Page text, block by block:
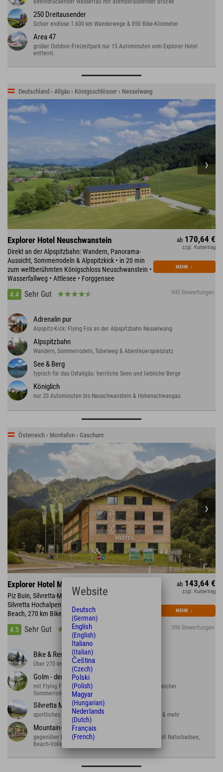
Beeindruckender Wasserfall mit atemberaubender Brücke
250 Dreitausender
Schier endlose 1.600 km Wanderwege & 850 Bike-Kilometer
Area 47
großer Outdoor-Freizeitpark nur 15 Autominuten vom Explorer Hotel
entfernt.
Deutschland › Allgäu › Königsschlösser › Nesselwang
Explorer Hotel Neuschwanstein
Direkt an der Alpspitzbahn: Wandern, Panorama-
Aussicht, Sommerrodeln & Alpspitzkick • in 20 min
zum weltberühmten Königschloss Neuschwanstein •
Wasserfallweg • Attlesee • Forggensee
4.4
Sehr Gut 945 Bewertungen
ab 170,64 €
zzgl. Kurbeitrag
MEHR ↓
Adrenalin pur
Alpspitz-Kick: Flying Fox an der Alpspitzbahn Nesselwang
Alpspitzbahn
Wandern, Sommerrodeln, Tobelweg & Abenteuerspielplatz
See & Berg
typisch für das Ostallgäu: herrliche Seen und liebliche Berge
Königlich
nur 20 Autominuten bis Neuschwanstein & Hohenschwangau
Österreich › Montafon › Gaschurn
Explorer Hotel Montafon
Piz Buin, Silvretta-Montafon mit 300 km Skipiste •
Silvretta Hochalpenstraße • direkt am Mountain
Beach, 270 km Bikestrecke
4.5
Sehr Gut 396 Bewertungen
ab 143,64 €
zzgl. Kurbeitrag
MEHR ↓
Bike & Rennrad
Über 270 km Strecke im Tal und auf dem Berg
Golm - der Erlebnisberg
mit Flying Fox über Stausee, Kletterwald und kurvenreicher
Sommerrodelbahn
Silvretta Montafon
sportliches Alpental: wandern, biken, rodeln, klettern & mehr
Mountain-Beach
gegenüber Explorer Hotel Montafon. Tolles Freibad mit Naturbadsee,
Beach-Volleyball und Blobbing.
Website
Deutsch
(German)
English
(English)
Italiano
(Italian)
Čeština
(Czech)
Polski
(Polish)
Magyar
(Hungarian)
Nederlands
(Dutch)
Français
(French)